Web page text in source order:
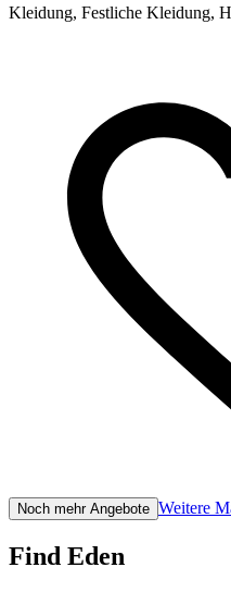
Kleidung, Festliche Kleidung,
Noch mehr Angebote Weitere
Find Eden